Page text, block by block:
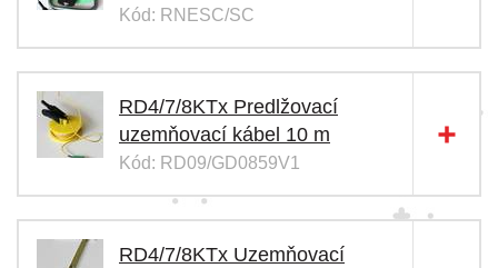
Kód: RNESC/SC
RD4/7/8KTx Predlžovací
uzemňovací kábel 10 m
Kód: RD09/GD0859V1
RD4/7/8KTx Uzemňovací